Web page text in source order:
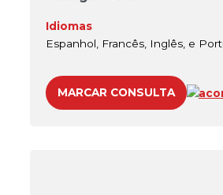
Idiomas
Espanhol, Francês, Inglês, e
MARCAR CONSULTA